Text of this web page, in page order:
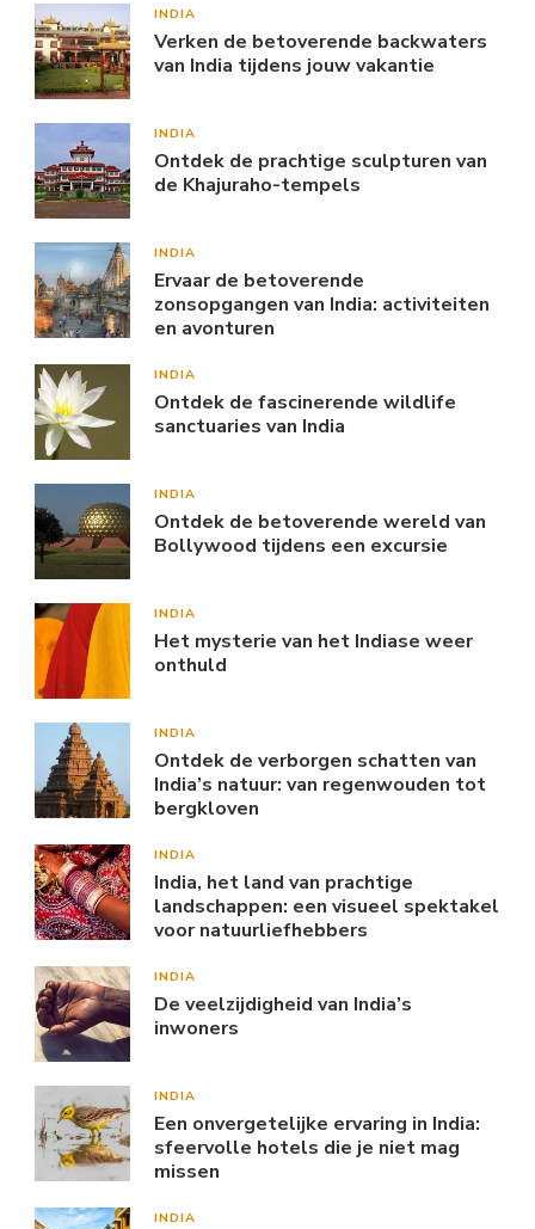
INDIA
Verken de betoverende backwaters
van India tijdens jouw vakantie
INDIA
Ontdek de prachtige sculpturen van
de Khajuraho-tempels
INDIA
Ervaar de betoverende
zonsopgangen van India: activiteiten
en avonturen
INDIA
Ontdek de fascinerende wildlife
sanctuaries van India
INDIA
Ontdek de betoverende wereld van
Bollywood tijdens een excursie
INDIA
Het mysterie van het Indiase weer
onthuld
INDIA
Ontdek de verborgen schatten van
India’s natuur: van regenwouden tot
bergkloven
INDIA
India, het land van prachtige
landschappen: een visueel spektakel
voor natuurliefhebbers
INDIA
De veelzijdigheid van India’s
inwoners
INDIA
Een onvergetelijke ervaring in India:
sfeervolle hotels die je niet mag
missen
INDIA